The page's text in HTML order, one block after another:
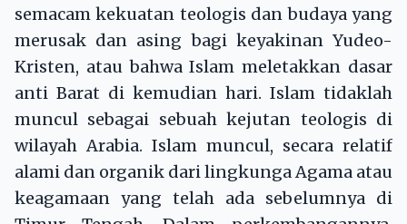
semacam kekuatan teologis dan budaya yang
merusak dan asing bagi keyakinan Yudeo-
Kristen, atau bahwa Islam meletakkan dasar
anti Barat di kemudian hari. Islam tidaklah
muncul sebagai sebuah kejutan teologis di
wilayah Arabia. Islam muncul, secara relatif
alami dan organik dari lingkunga Agama atau
keagamaan yang telah ada sebelumnya di